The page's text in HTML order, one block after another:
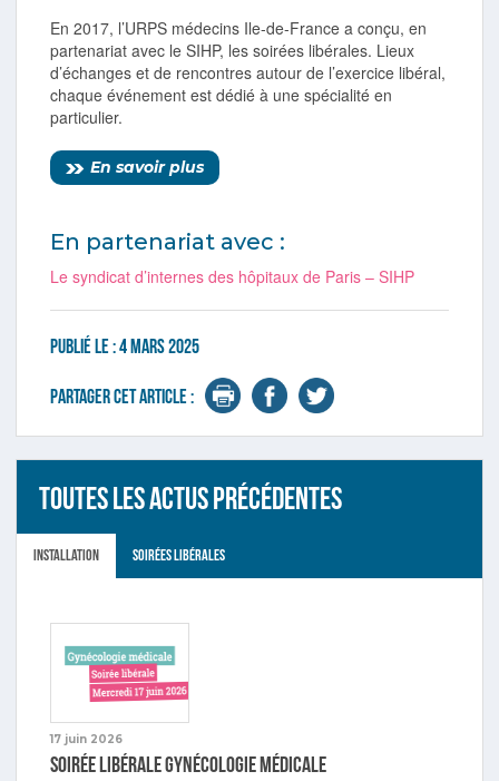
En 2017, l’URPS médecins Ile-de-France a conçu, en
partenariat avec le SIHP, les soirées libérales. Lieux
d’échanges et de rencontres autour de l’exercice libéral,
chaque événement est dédié à une spécialité en
particulier.
En savoir plus
En partenariat avec :
Le syndicat d’internes des hôpitaux de Paris – SIHP
Publié le :4 mars 2025
Partager cet article :
Toutes les actus précédentes
Installation Soirées libérales
17 juin 2026
Soirée libérale gynécologie médicale